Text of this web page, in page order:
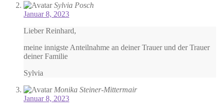
Sylvia Posch
Januar 8, 2023
Lieber Reinhard,
meine innigste Anteilnahme an deiner Trauer und der Trauer
deiner Familie
Sylvia
Monika Steiner-Mittermair
Januar 8, 2023